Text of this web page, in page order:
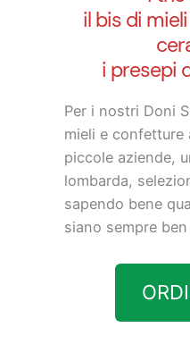
il bis di
i presepi
Per i nostri Doni
mieli e confetture
piccole aziende,
lombarda,
sapendo bene
siano sempre